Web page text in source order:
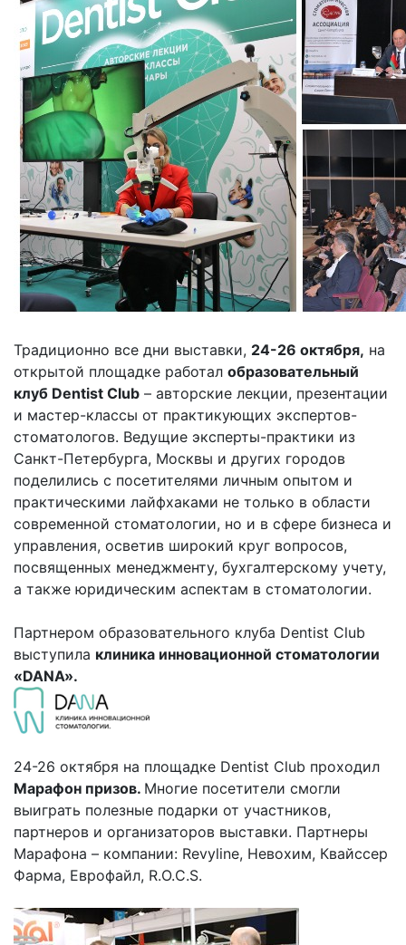
Традиционно все дни выставки, 24-26 октября, на
открытой площадке работал образовательный
клуб Dentist Club – авторские лекции, презентации
и мастер-классы от практикующих экспертов-
стоматологов. Ведущие эксперты-практики из
Санкт-Петербурга, Москвы и других городов
поделились с посетителями личным опытом и
практическими лайфхаками не только в области
современной стоматологии, но и в сфере бизнеса и
управления, осветив широкий круг вопросов,
посвященных менеджменту, бухгалтерскому учету,
а также юридическим аспектам в стоматологии.
Партнером образовательного клуба Dentist Club
выступила клиника инновационной стоматологии
«DANA».
24-26 октября на площадке Dentist Club проходил
Марафон призов. Многие посетители смогли
выиграть полезные подарки от участников,
партнеров и организаторов выставки. Партнеры
Марафона – компании: Revyline, Невохим, Квайссер
Фарма, Еврофайл, R.O.C.S.